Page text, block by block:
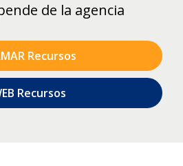
de la agencia
Recursos
Recursos